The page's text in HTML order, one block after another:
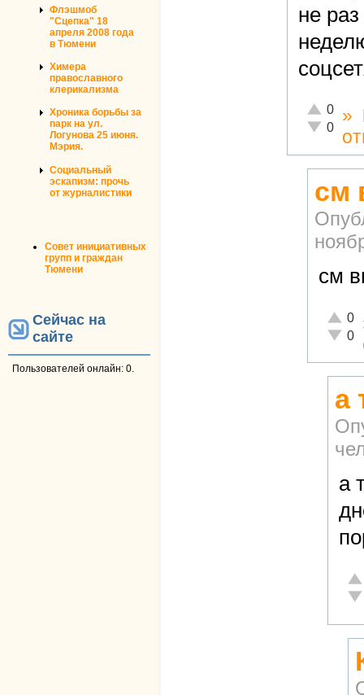
Флэшмоб
"Сцепка" 18
апреля 2008 года
в Тюмени
Химера
православного
клерикализма
Хроника борьбы за
парк на ул.
Логунова 25 июня.
Мэрия.
Социальный
эскапизм: прочь
от журналистики
Совет инициативных
групп и граждан
Тюмени
Сейчас на
сайте
Пользователей онлайн: 0.
не
Отлично!
0
0
»
см
см
0
0
а
а